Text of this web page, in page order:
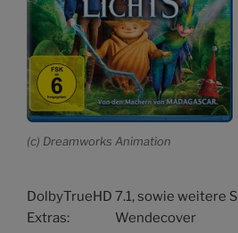
(c) Dreamworks Animation
DolbyTrueHD 7.1, sowie weitere
Extras: Wendecover